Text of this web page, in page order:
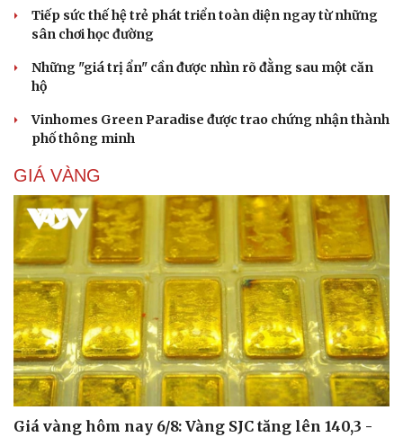
Tư vấn
Săn Tour
Câu chuyện thời sự
Đọc truyện đêm khuya
Kể chuyện cho bé
Tiếp sức thế hệ trẻ phát triển toàn diện ngay từ những
sân chơi học đường
Những "giá trị ẩn" cần được nhìn rõ đằng sau một căn
hộ
Vinhomes Green Paradise được trao chứng nhận thành
phố thông minh
GIÁ VÀNG
Giá vàng hôm nay 6/8: Vàng SJC tăng lên 140,3 -